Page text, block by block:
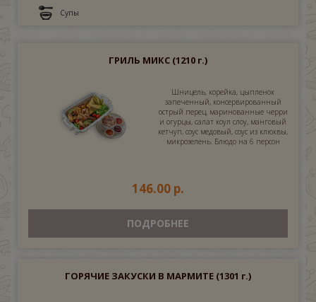
Супы
ГРИЛЬ МИКС (1210 г.)
Шницель, корейка, цыпленок
запеченный, консервированный
острый перец, маринованные черри
и огурцы, салат коул слоу, манговый
кетчуп, соус медовый, соус из клюквы,
микрозелень. Блюдо на 6 персон
146.00 р.
ПОДРОБНЕЕ
ГОРЯЧИЕ ЗАКУСКИ В МАРМИТЕ (1301 г.)